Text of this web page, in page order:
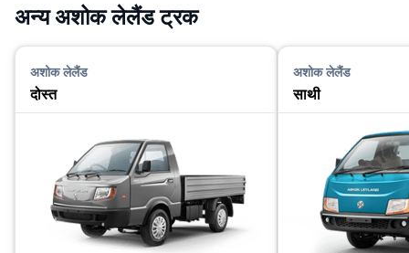
अन्य अशोक लेलैंड ट्रक
अशोक लेलैंड
दोस्त
अशोक लेलैंड
साथी